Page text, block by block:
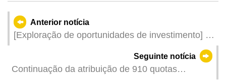
Anterior notícia
[Exploração de oportunidades de investimento] O
dedicadas às quatro principais indústrias na
CIFIT, realizada em Xiamen
Seguinte notícia
Continuação da atribuição de 910 quotas